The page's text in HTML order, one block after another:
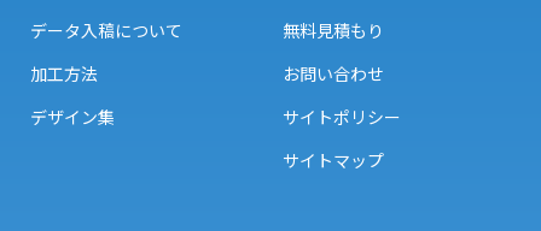
データ入稿について
加工方法
デザイン集
無料見積もり
お問い合わせ
サイトポリシー
サイトマップ